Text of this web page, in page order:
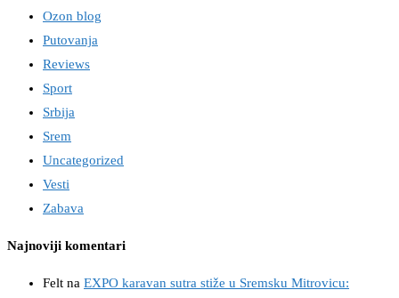
Ozon blog
Putovanja
Reviews
Sport
Srbija
Srem
Uncategorized
Vesti
Zabava
Najnoviji komentari
Felt na EXPO karavan sutra stiže u Sremsku Mitrovicu: